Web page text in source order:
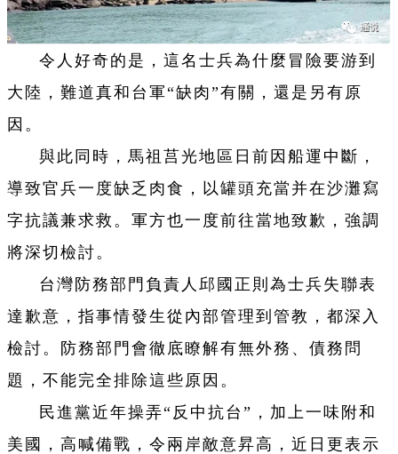
令人好奇的是，這名士兵為什麼冒險要游到
大陸，難道真和台軍“缺肉”有關，還是另有原
因。
與此同時，馬祖莒光地區日前因船運中斷，
導致官兵一度缺乏肉食，以罐頭充當并在沙灘寫
字抗議兼求救。軍方也一度前往當地致歉，強調
將深切檢討。
台灣防務部門負責人邱國正則為士兵失聯表
達歉意，指事情發生從內部管理到管教，都深入
檢討。防務部門會徹底瞭解有無外務、債務問
題，不能完全排除這些原因。
民進黨近年操弄“反中抗台”，加上一味附和
美國，高喊備戰，令兩岸敵意昇高，近日更表示